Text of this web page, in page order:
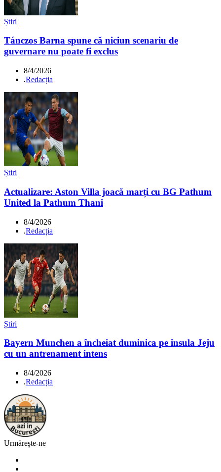
Știri
Tánczos Barna spune că niciun scenariu de
guvernare nu poate fi exclus
8/4/2026
.Redacția
Știri
Actualizare: Aston Villa joacă marți cu BG Pathum
United la Pathum Thani
8/4/2026
.Redacția
Știri
Bayern Munchen a încheiat duminica pe insula Jeju
cu un antrenament intens
8/4/2026
.Redacția
Urmărește-ne